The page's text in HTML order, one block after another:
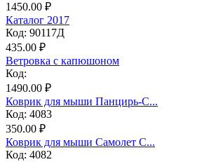
1450.00 ₽
Каталог 2017
Код: 90117Д
435.00 ₽
Ветровка с капюшоном
Код:
1490.00 ₽
Коврик для мыши Панцирь-С...
Код: 4083
350.00 ₽
Коврик для мыши Самолет С...
Код: 4082